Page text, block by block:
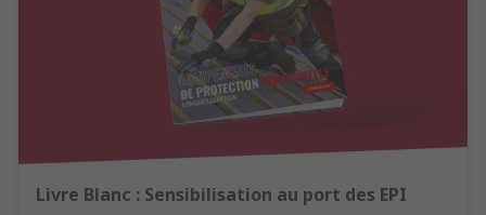
Livre Blanc : Sensibilisation au port des EPI